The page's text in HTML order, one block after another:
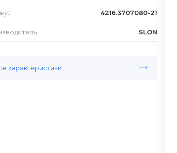
4216.3707080-21
SLON
характеристики